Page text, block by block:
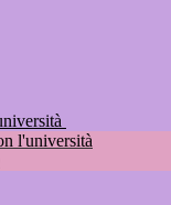
l'università